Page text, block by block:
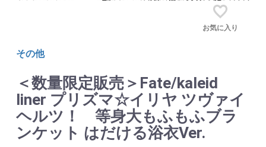
お気に入り
その他
＜数量限定販売＞Fate/kaleid
liner プリズマ☆イリヤ ツヴァイ
ヘルツ！ 等身大もふもふブラ
ンケット はだける浴衣Ver.